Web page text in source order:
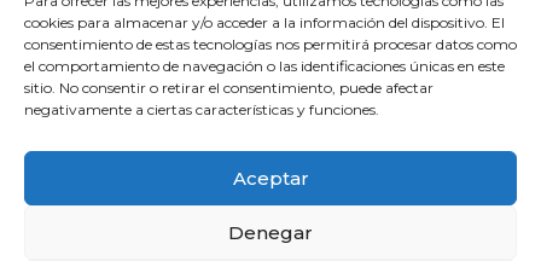
cookies para almacenar y/o acceder a la información del dispositivo. El
consentimiento de estas tecnologías nos permitirá procesar datos como
el comportamiento de navegación o las identificaciones únicas en este
sitio. No consentir o retirar el consentimiento, puede afectar
negativamente a ciertas características y funciones.
Aceptar
Denegar
Copyright © 2026 flipaz.es
Powered by flipaz.es